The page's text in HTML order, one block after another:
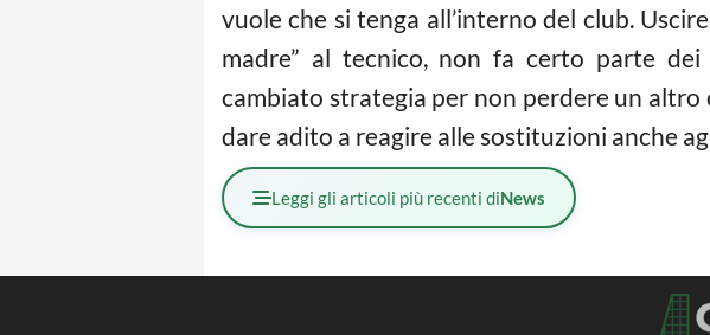
vuole che si tenga all’interno del club.
madre” al tecnico, non fa certo parte dei
cambiato strategia per non perdere un altro
dare adito a reagire alle sostituzioni anche
Leggi gli articoli più recenti diNews